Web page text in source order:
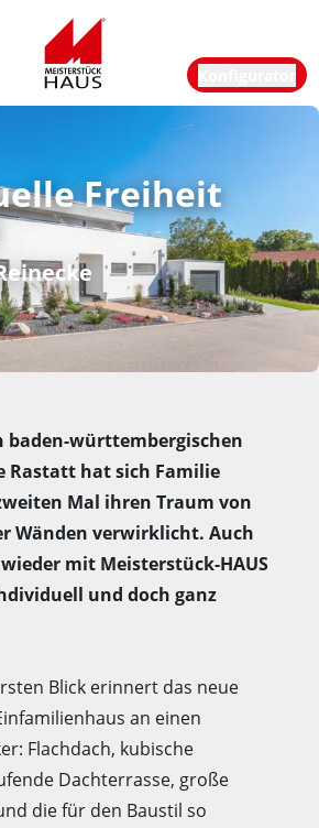
Logo
Freiheit
baden-württembergischen
Rastatt hat sich Familie
Mal ihren Traum von
Wänden verwirklicht. Auch
mit Meisterstück-HAUS
und doch ganz
Blick erinnert das neue
an einen
Flachdach, kubische
Dachterrasse, große
die für den Baustil so